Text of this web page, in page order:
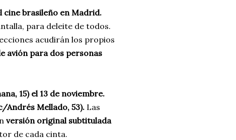
cine brasileño en Madrid.
para deleite de todos.
acudirán los propios
avión para dos personas
15) el 13 de noviembre.
Andrés Mellado, 53). Las
versión original subtitulada
de cada cinta.